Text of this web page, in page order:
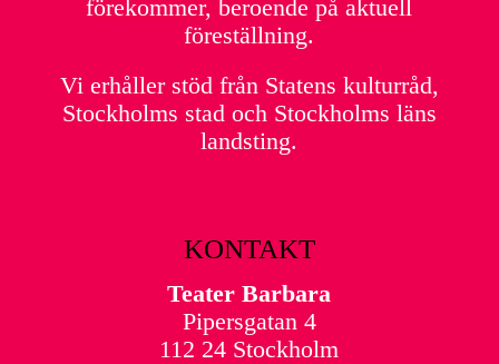
förekommer, beroende på aktuell
föreställning.
Vi erhåller stöd från Statens kulturråd,
Stockholms stad och Stockholms läns
landsting.
KONTAKT
Teater Barbara
Pipersgatan 4
112 24 Stockholm